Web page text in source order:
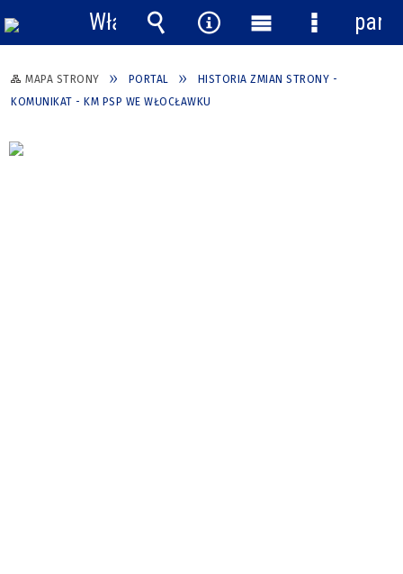
MAPA STRONY PORTAL
HISTORIA ZMIAN STRONY -
KOMUNIKAT - KM PSP WE WŁOCŁAWKU
Włącz
powiadomienia
Wyszukiwarka
Narzędzia
Menu
główne
Menu
panel